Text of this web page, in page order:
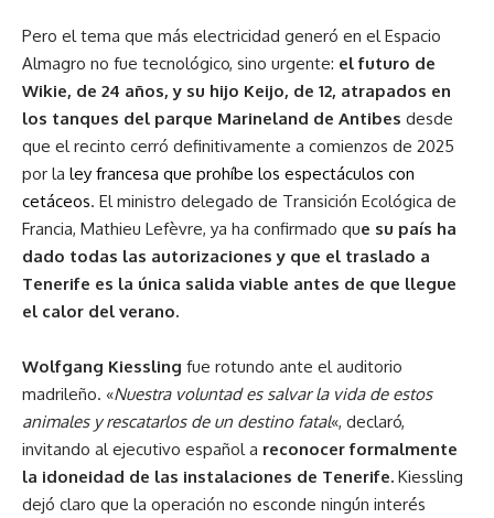
Pero el tema que más electricidad generó en el Espacio
Almagro no fue tecnológico, sino urgente: el futuro de
Wikie, de 24 años, y su hijo Keijo, de 12, atrapados en
los tanques del parque Marineland de Antibes desde
que el recinto cerró definitivamente a comienzos de 2025
por la ley francesa que prohíbe los espectáculos con
cetáceos. El ministro delegado de Transición Ecológica de
Francia, Mathieu Lefèvre, ya ha confirmado que su país ha
dado todas las autorizaciones y que el traslado a
Tenerife es la única salida viable antes de que llegue
el calor del verano.
Wolfgang Kiessling fue rotundo ante el auditorio
madrileño. «Nuestra voluntad es salvar la vida de estos
animales y rescatarlos de un destino fatal«, declaró,
invitando al ejecutivo español a reconocer formalmente
la idoneidad de las instalaciones de Tenerife. Kiessling
dejó claro que la operación no esconde ningún interés